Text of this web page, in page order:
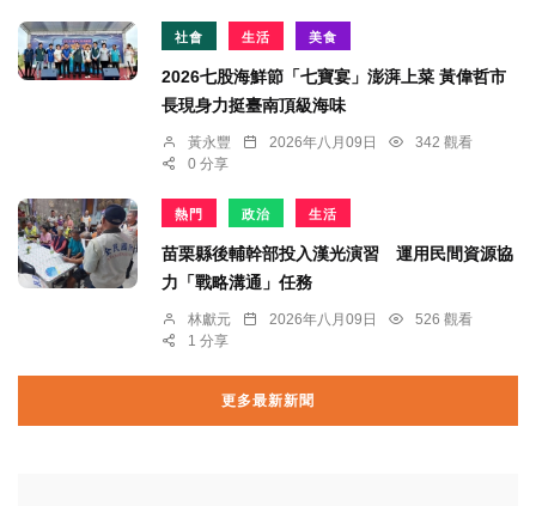
社會 生活 美食
2026七股海鮮節「七寶宴」澎湃上菜 黃偉哲市
長現身力挺臺南頂級海味
黃永豐 2026年八月09日
342 觀看
0 分享
熱門 政治 生活
苗栗縣後輔幹部投入漢光演習 運用民間資源協
力「戰略溝通」任務
林獻元 2026年八月09日
526 觀看
1 分享
更多最新新聞